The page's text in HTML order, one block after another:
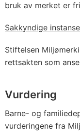
bruk av merket er
Sakkyndige
Stiftelsen
rettsakten som
Vurdering
Barne- og
vurderingene fra